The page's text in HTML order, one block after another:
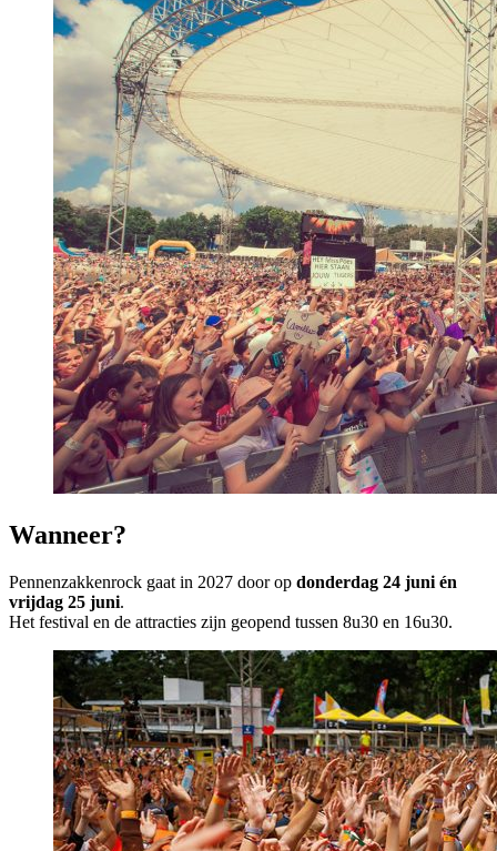
Wanneer?
Pennenzakkenrock gaat in 2027 door op donderdag 24 juni én
vrijdag 25 juni.
Het festival en de attracties zijn geopend tussen 8u30 en 16u30.